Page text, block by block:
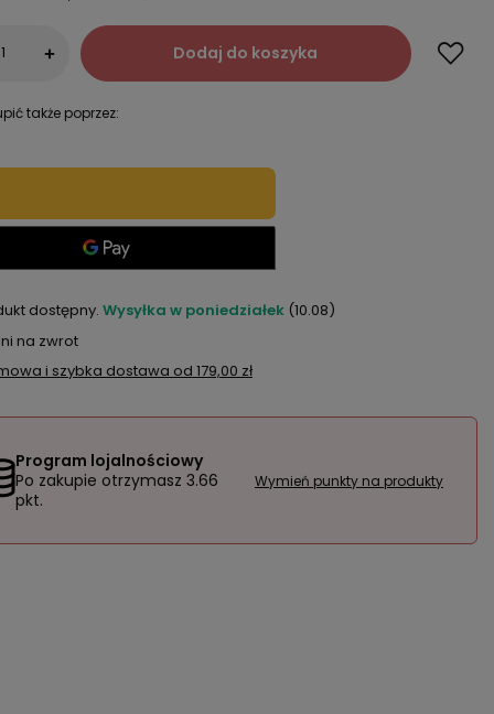
+ Dodaj do koszyka
także poprzez:
dostępny Wysyłka w poniedziałek (10.08)
na zwrot
i szybka dostawa od 179,00 zł
Program lojalnościowy
Po zakupie otrzymasz 3.66
pkt.
Wymień punkty na produkty